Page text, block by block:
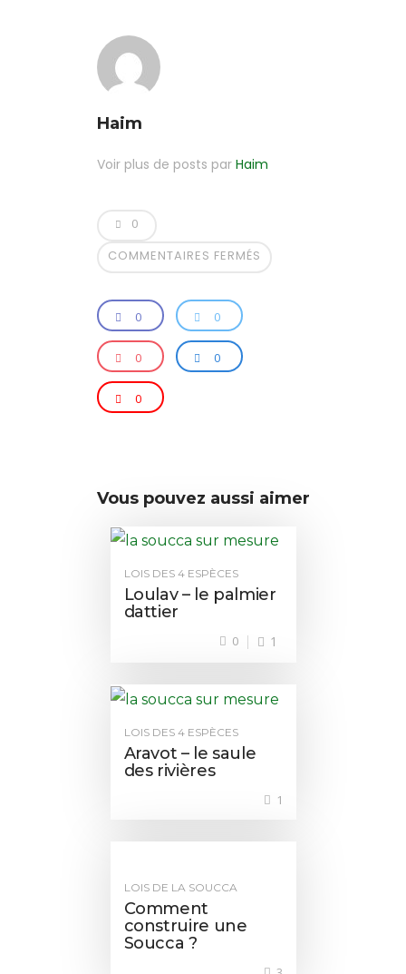
Haim
Voir plus de posts par Haim
0
COMMENTAIRES FERMÉS
0 0
0 0
0
Vous pouvez aussi aimer
LOIS DES 4 ESPÈCES
Loulav – le palmier
dattier
1
0
LOIS DES 4 ESPÈCES
Aravot – le saule
des rivières
1
LOIS DE LA SOUCCA
Comment
construire une
Soucca ?